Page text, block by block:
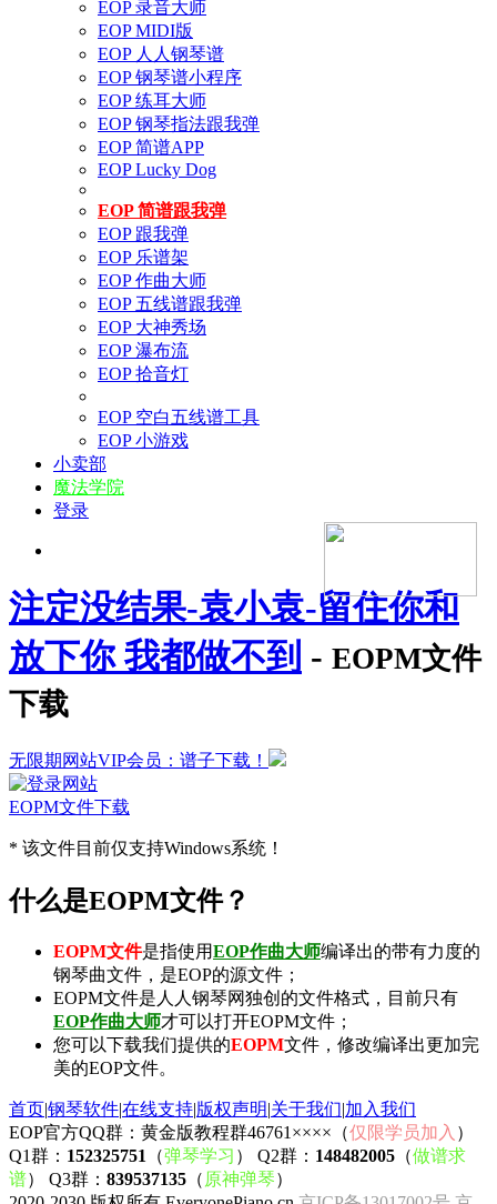
EOP 录音大师
EOP MIDI版
EOP 人人钢琴谱
EOP 钢琴谱小程序
EOP 练耳大师
EOP 钢琴指法跟我弹
EOP 简谱APP
EOP Lucky Dog
EOP 简谱跟我弹
EOP 跟我弹
EOP 乐谱架
EOP 作曲大师
EOP 五线谱跟我弹
EOP 大神秀场
EOP 瀑布流
EOP 拾音灯
EOP 空白五线谱工具
EOP 小游戏
小卖部
魔法学院
登录
注定没结果-袁小袁-留住你和
放下你 我都做不到 - EOPM文件
下载
无限期网站VIP会员：谱子下载！
EOPM文件下载
* 该文件目前仅支持Windows系统！
什么是EOPM文件？
EOPM文件是指使用EOP作曲大师编译出的带有力度的
钢琴曲文件，是EOP的源文件；
EOPM文件是人人钢琴网独创的文件格式，目前只有
EOP作曲大师才可以打开EOPM文件；
您可以下载我们提供的EOPM文件，修改编译出更加完
美的EOP文件。
首页|钢琴软件|在线支持|版权声明|关于我们|加入我们
EOP官方QQ群：黄金版教程群46761××××（仅限学员加入 ）
Q1群： 152325751 （弹琴学习 ） Q2群： 148482005 （做谱求
谱） Q3群： 839537135 （ 原神弹琴）